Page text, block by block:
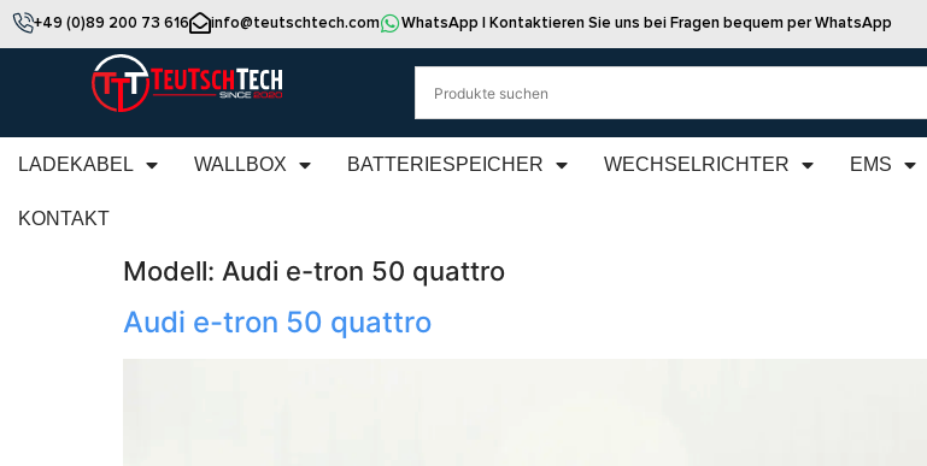
+49 (0)89 200 73 616 info@teutschtech.com WhatsApp | Kontaktieren Sie uns bei Fragen bequem per WhatsApp
LADEKABEL WALLBOX BATTERIESPEICHER WECHSELRICHTER EMS
KONTAKT
Modell: Audi e-tron 50 quattro
Audi e-tron 50 quattro